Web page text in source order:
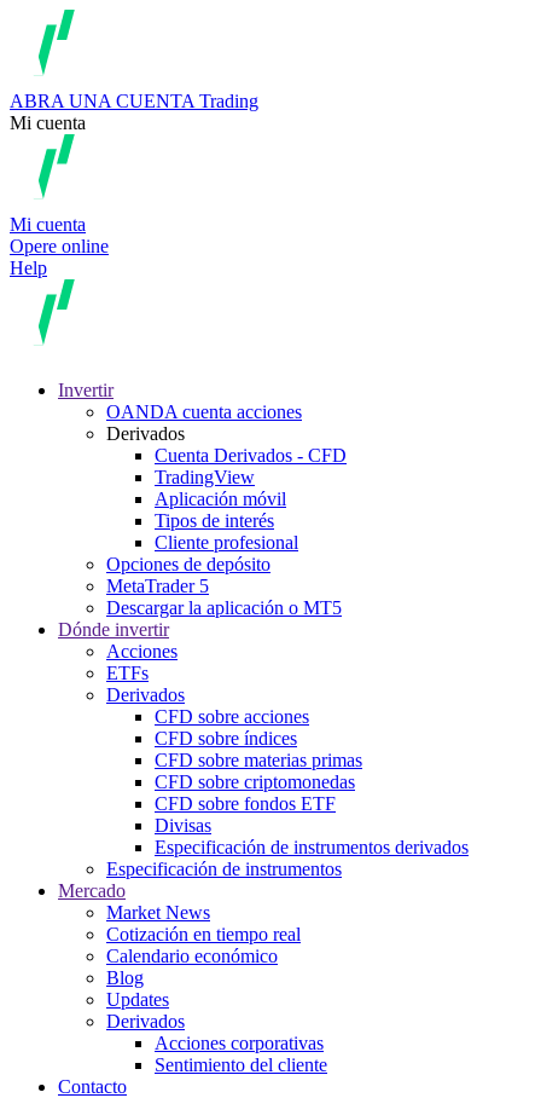
ABRA UNA CUENTA Trading
Mi cuenta
Mi cuenta
Opere online
Help
Invertir
OANDA cuenta acciones
Derivados
Cuenta Derivados - CFD
TradingView
Aplicación móvil
Tipos de interés
Cliente profesional
Opciones de depósito
MetaTrader 5
Descargar la aplicación o MT5
Dónde invertir
Acciones
ETFs
Derivados
CFD sobre acciones
CFD sobre índices
CFD sobre materias primas
CFD sobre criptomonedas
CFD sobre fondos ETF
Divisas
Especificación de instrumentos derivados
Especificación de instrumentos
Mercado
Market News
Cotización en tiempo real
Calendario económico
Blog
Updates
Derivados
Acciones corporativas
Sentimiento del cliente
Contacto